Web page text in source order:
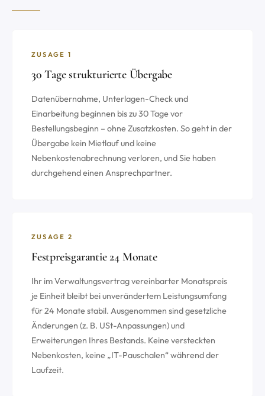
ZUSAGE 1
30 Tage strukturierte Übergabe
Datenübernahme, Unterlagen-Check und
Einarbeitung beginnen bis zu 30 Tage vor
Bestellungsbeginn – ohne Zusatzkosten. So geht in der
Übergabe kein Mietlauf und keine
Nebenkostenabrechnung verloren, und Sie haben
durchgehend einen Ansprechpartner.
ZUSAGE 2
Festpreis­garantie 24 Monate
Ihr im Verwaltungsvertrag vereinbarter Monatspreis
je Einheit bleibt bei unverändertem Leistungsumfang
für 24 Monate stabil. Ausgenommen sind gesetzliche
Änderungen (z. B. USt-Anpassungen) und
Erweiterungen Ihres Bestands. Keine versteckten
Nebenkosten, keine „IT-Pauschalen“ während der
Laufzeit.